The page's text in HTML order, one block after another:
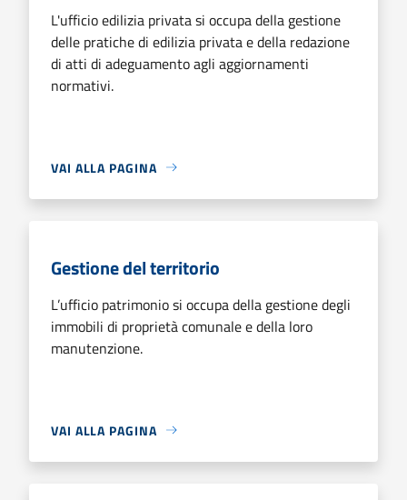
L'ufficio edilizia privata si occupa della gestione
delle pratiche di edilizia privata e della redazione
di atti di adeguamento agli aggiornamenti
normativi.
VAI ALLA PAGINA
Gestione del territorio
L’ufficio patrimonio si occupa della gestione degli
immobili di proprietà comunale e della loro
manutenzione.
VAI ALLA PAGINA